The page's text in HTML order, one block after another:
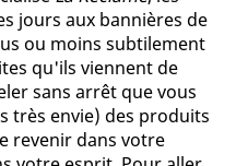
jours aux bannières de
ou moins subtilement
qu'ils viennent de
sans arrêt que vous
très envie) des produits
revenir dans votre